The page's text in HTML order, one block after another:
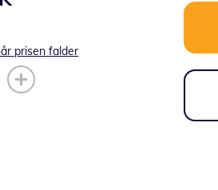
prisen falder